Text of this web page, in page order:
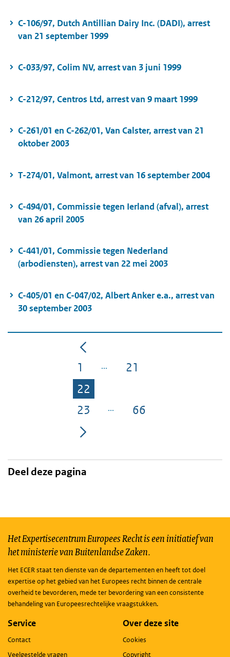
C-106/97, Dutch Antillian Dairy Inc. (DADI), arrest
van 21 september 1999
C-033/97, Colim NV, arrest van 3 juni 1999
C-212/97, Centros Ltd, arrest van 9 maart 1999
C-261/01 en C-262/01, Van Calster, arrest van 21
oktober 2003
T-274/01, Valmont, arrest van 16 september 2004
C-494/01, Commissie tegen Ierland (afval), arrest
van 26 april 2005
C-441/01, Commissie tegen Nederland
(arbodiensten), arrest van 22 mei 2003
C-405/01 en C-047/02, Albert Anker e.a., arrest van
30 september 2003
Pagina
1 Pagina
21
Pagina
22
Pagina
23 Pagina
66
Deel deze pagina
Het Expertisecentrum Europees Recht is een initiatief van
het ministerie van Buitenlandse Zaken.
Het ECER staat ten dienste van de departementen en heeft tot doel
expertise op het gebied van het Europees recht binnen de centrale
overheid te bevorderen, mede ter bevordering van een consistente
behandeling van Europeesrechtelijke vraagstukken.
Service
Contact
Veelgestelde vragen
Over deze site
Cookies
Copyright